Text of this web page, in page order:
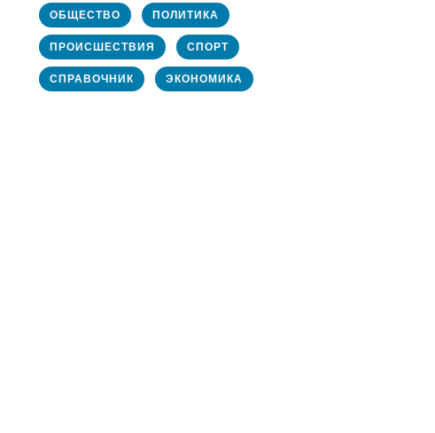
ОБЩЕСТВО ПОЛИТИКА
ПРОИСШЕСТВИЯ СПОРТ
СПРАВОЧНИК ЭКОНОМИКА